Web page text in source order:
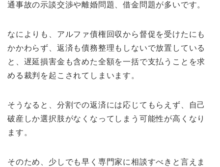
通事故の示談交渉や離婚問題、借金問題が多いです。
なによりも、アルファ債権回収から督促を受けたにも
かかわらず、返済も債務整理もしないで放置している
と、遅延損害金も含めた全額を一括で支払うことを求
める裁判を起こされてしまいます。
そうなると、分割での返済には応じてもらえず、自己
破産しか選択肢がなくなってしまう可能性が高くなり
ます。
そのため、少しでも早く専門家に相談すべきと言えま